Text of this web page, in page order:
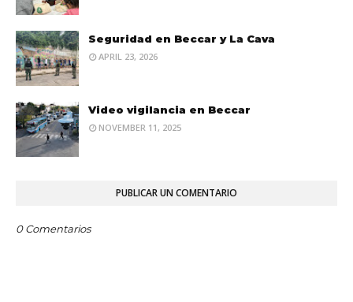
Seguridad en Beccar y La Cava
APRIL 23, 2026
Video vigilancia en Beccar
NOVEMBER 11, 2025
PUBLICAR UN COMENTARIO
0 Comentarios